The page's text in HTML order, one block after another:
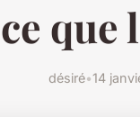
que
désiré•14